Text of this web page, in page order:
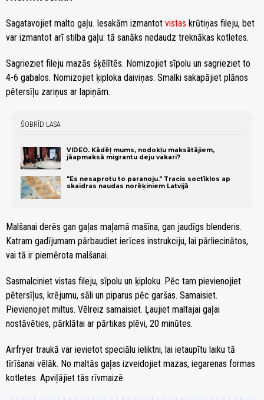
Sagatavojiet malto gaļu. Iesakām izmantot vistas krūtiņas fileju, bet
var izmantot arī stilba gaļu: tā sanāks nedaudz treknākas kotletes.
Sagrieziet fileju mazās šķēlītēs. Nomizojiet sīpolu un sagrieziet to
4-6 gabalos. Nomizojiet ķiploka daiviņas. Smalki sakapājiet plānos
pētersīļu zariņus ar lapiņām.
ŠOBRĪD LASA
VIDEO. Kādēļ mums, nodokļu maksātājiem,
jāapmaksā migrantu deju vakari?
"Es nesaprotu to paranoju." Tracis soctīklos ap
skaidras naudas norēķiniem Latvijā
Malšanai derēs gan gaļas maļamā mašīna, gan jaudīgs blenderis.
Katram gadījumam pārbaudiet ierīces instrukciju, lai pārliecinātos,
vai tā ir piemērota malšanai.
Sasmalciniet vistas fileju, sīpolu un ķiploku. Pēc tam pievienojiet
pētersīļus, krējumu, sāli un piparus pēc garšas. Samaisiet.
Pievienojiet miltus. Vēlreiz samaisiet. Ļaujiet maltajai gaļai
nostāvēties, pārklātai ar pārtikas plēvi, 20 minūtes.
Airfryer traukā var ievietot speciālu ieliktni, lai ietaupītu laiku tā
tīrīšanai vēlāk. No maltās gaļas izveidojiet mazas, iegarenas formas
kotletes. Apviļājiet tās rīvmaizē.